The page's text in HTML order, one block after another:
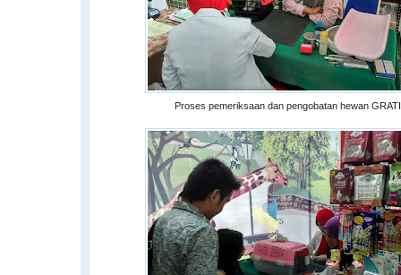
Proses pemeriksaan dan pengobatan hewan